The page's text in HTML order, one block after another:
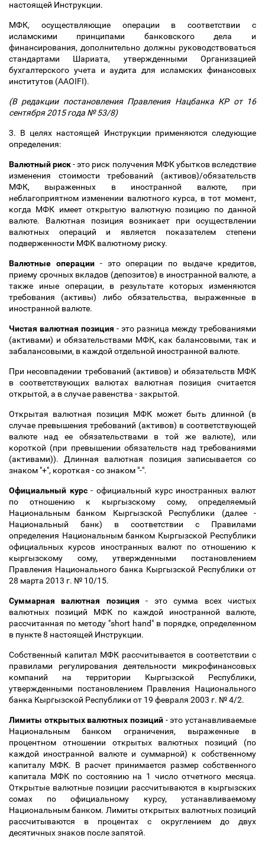
настоящей Инструкции.
МФК, осуществляющие операции в соответствии с
исламскими принципами банковского дела и
финансирования, дополнительно должны руководствоваться
стандартами Шариата, утвержденными Организацией
бухгалтерского учета и аудита для исламских финансовых
институтов (AAOIFI).
(В редакции постановления Правления Нацбанка КР от 16
сентября 2015 года № 53/8)
3. В целях настоящей Инструкции применяются следующие
определения:
Валютный риск- это риск получения МФК убытков вследствие
изменения стоимости требований (активов)/обязательств
МФК, выраженных в иностранной валюте, при
неблагоприятном изменении валютного курса, в тот момент,
когда МФК имеет открытую валютную позицию по данной
валюте. Валютная позиция возникает при осуществлении
валютных операций и является показателем степени
подверженности МФК валютному риску.
Валютные операции- это операции по выдаче кредитов,
приему срочных вкладов (депозитов) в иностранной валюте, а
также иные операции, в результате которых изменяются
требования (активы) либо обязательства, выраженные в
иностранной валюте.
Чистая валютная позиция - это разница между требованиями
(активами) и обязательствами МФК, как балансовыми, так и
забалансовыми, в каждой отдельной иностранной валюте.
При несовпадении требований (активов) и обязательств МФК
в соответствующих валютах валютная позиция считается
открытой, а в случае равенства - закрытой.
Открытая валютная позиция МФК может быть длинной (в
случае превышения требований (активов) в соответствующей
валюте над ее обязательствами в той же валюте), или
короткой (при превышении обязательств над требованиями
(активами)). Длинная валютная позиция записывается со
знаком "+", короткая - со знаком "-".
Официальный курс- официальный курс иностранных валют
по отношению к кыргызскому сому, определяемый
Национальным банком Кыргызской Республики (далее -
Национальный банк) в соответствии с Правилами
определения Национальным банком Кыргызской Республики
официальных курсов иностранных валют по отношению к
кыргызскому сому, утвержденными постановлением
Правления Национального банка Кыргызской Республики от
28 марта 2013 г. № 10/15.
Суммарная валютная позиция - это сумма всех чистых
валютных позиций МФК по каждой иностранной валюте,
рассчитанная по методу "short hand" в порядке, определенном
в пункте 8 настоящей Инструкции.
Собственный капитал МФК рассчитывается в соответствии с
правилами регулирования деятельности микрофинансовых
компаний на территории Кыргызской Республики,
утвержденными постановлением Правления Национального
банка Кыргызской Республики от 19 февраля 2003 г. № 4/2.
Лимиты открытых валютных позиций - это устанавливаемые
Национальным банком ограничения, выраженные в
процентном отношении открытых валютных позиций (по
каждой иностранной валюте и суммарной) к собственному
капиталу МФК. В расчет принимается размер собственного
капитала МФК по состоянию на 1 число отчетного месяца.
Открытые валютные позиции рассчитываются в кыргызских
сомах по официальному курсу, устанавливаемому
Национальным банком. Лимиты открытых валютных позиций
рассчитываются в процентах с округлением до двух
десятичных знаков после запятой.